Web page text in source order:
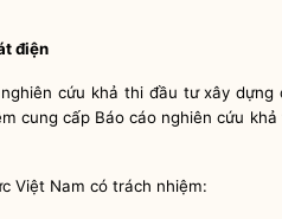
điện
cứu khả thi đầu tư xây dựng
cung cấp Báo cáo nghiên cứu
Việt Nam có trách nhiệm: